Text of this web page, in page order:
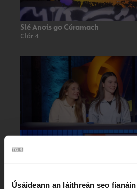
Úsáideann an láithreán seo fianáin
Slé Anois go Cúramach
Clár 4